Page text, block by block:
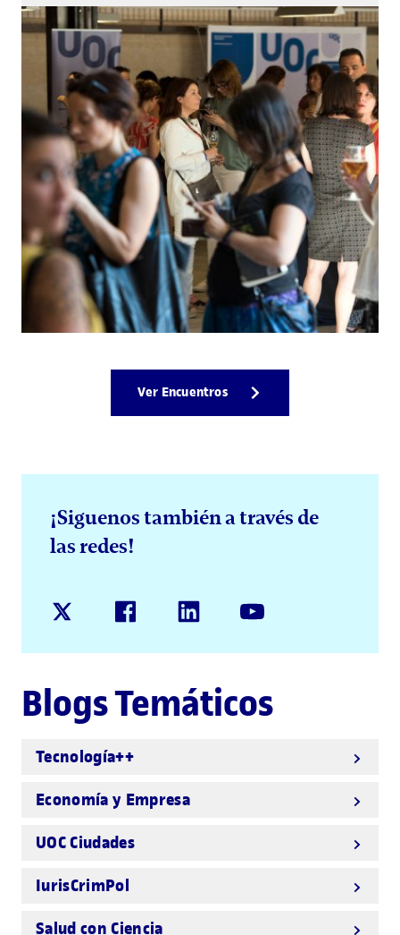
Ver Encuentros
¡Siguenos también a través de
las redes!
Blogs Temáticos
Tecnología++
Economía y Empresa
UOC Ciudades
IurisCrimPol
Salud con Ciencia